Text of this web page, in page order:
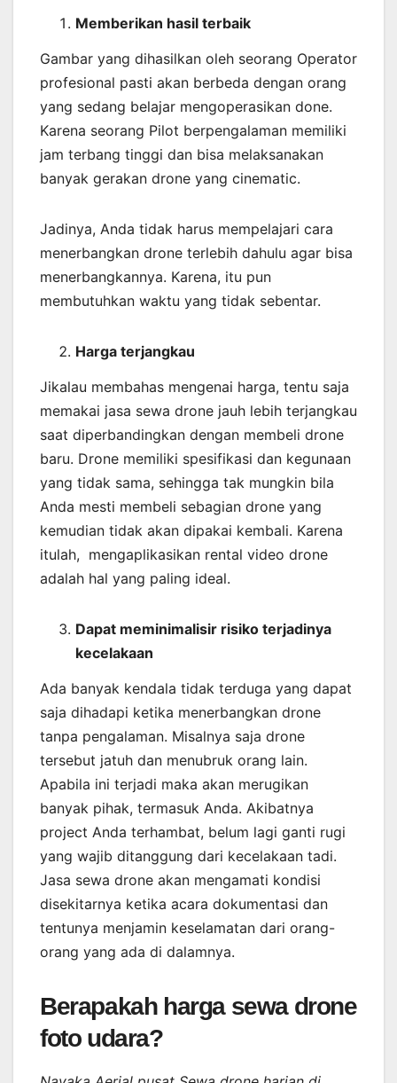
Memberikan hasil terbaik
Gambar yang dihasilkan oleh seorang Operator
profesional pasti akan berbeda dengan orang
yang sedang belajar mengoperasikan done.
Karena seorang Pilot berpengalaman memiliki
jam terbang tinggi dan bisa melaksanakan
banyak gerakan drone yang cinematic.
Jadinya, Anda tidak harus mempelajari cara
menerbangkan drone terlebih dahulu agar bisa
menerbangkannya. Karena, itu pun
membutuhkan waktu yang tidak sebentar.
Harga terjangkau
Jikalau membahas mengenai harga, tentu saja
memakai jasa sewa drone jauh lebih terjangkau
saat diperbandingkan dengan membeli drone
baru. Drone memiliki spesifikasi dan kegunaan
yang tidak sama, sehingga tak mungkin bila
Anda mesti membeli sebagian drone yang
kemudian tidak akan dipakai kembali. Karena
itulah, mengaplikasikan rental video drone
adalah hal yang paling ideal.
Dapat meminimalisir risiko terjadinya
kecelakaan
Ada banyak kendala tidak terduga yang dapat
saja dihadapi ketika menerbangkan drone
tanpa pengalaman. Misalnya saja drone
tersebut jatuh dan menubruk orang lain.
Apabila ini terjadi maka akan merugikan
banyak pihak, termasuk Anda. Akibatnya
project Anda terhambat, belum lagi ganti rugi
yang wajib ditanggung dari kecelakaan tadi.
Jasa sewa drone akan mengamati kondisi
disekitarnya ketika acara dokumentasi dan
tentunya menjamin keselamatan dari orang-
orang yang ada di dalamnya.
Berapakah harga sewa drone
foto udara?